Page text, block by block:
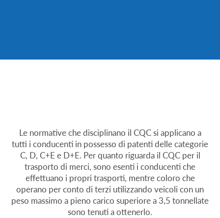
Le normative che disciplinano il CQC si applicano a
tutti i conducenti in possesso di patenti delle categorie
C, D, C+E e D+E. Per quanto riguarda il CQC per il
trasporto di merci, sono esenti i conducenti che
effettuano i propri trasporti, mentre coloro che
operano per conto di terzi utilizzando veicoli con un
peso massimo a pieno carico superiore a 3,5 tonnellate
sono tenuti a ottenerlo.